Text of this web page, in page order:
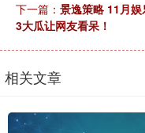
下一篇： 景逸策略 11月娱
3大瓜让网友看呆！
相关文章